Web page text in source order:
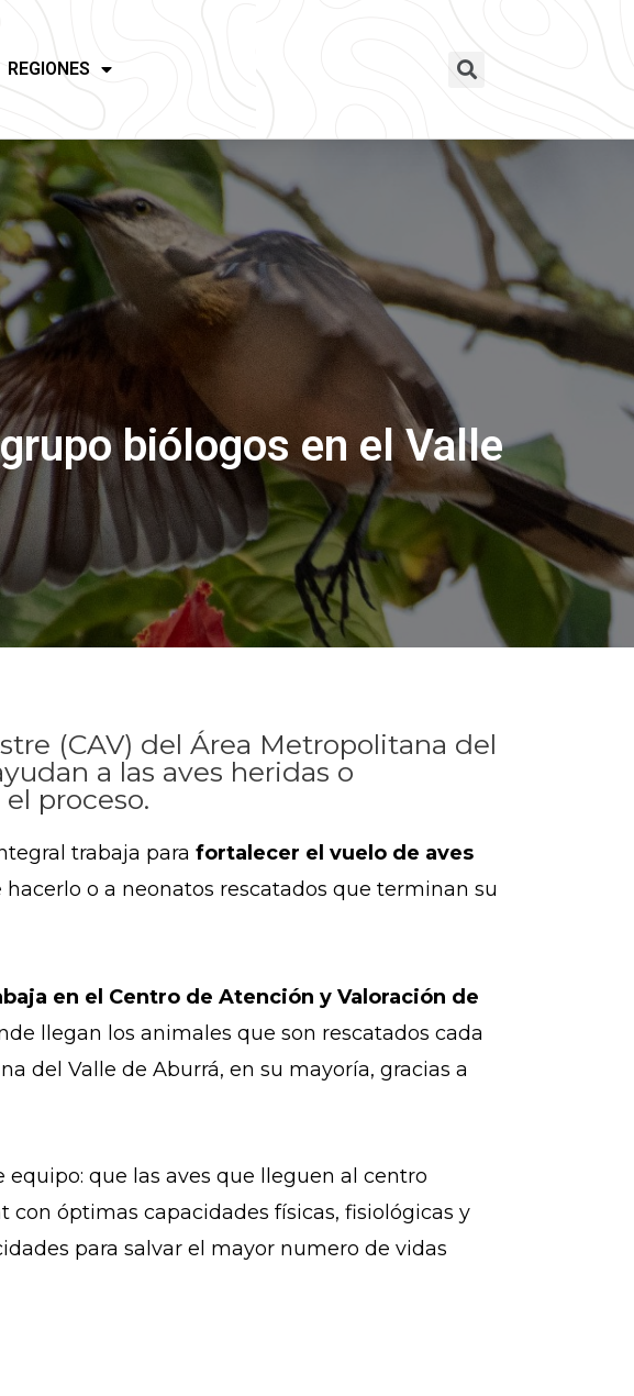
REGIONES
biólogos en el Valle
(CAV) del Área Metropolitana del
a las aves heridas o
proceso.
trabaja para fortalecer el vuelo de aves
o a neonatos rescatados que terminan su
en el Centro de Atención y Valoración de
llegan los animales que son rescatados cada
del Valle de Aburrá, en su mayoría, gracias a
equipo: que las aves que lleguen al centro
óptimas capacidades físicas, fisiológicas y
para salvar el mayor numero de vidas